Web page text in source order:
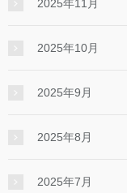
2025年11月
2025年10月
2025年9月
2025年8月
2025年7月